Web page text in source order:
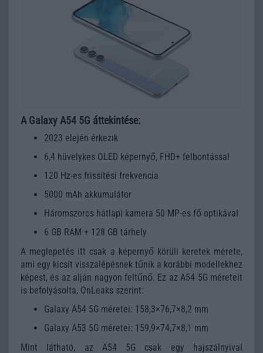
A Galaxy A54 5G áttekintése:
2023 elején érkezik
6,4 hüvelykes OLED képernyő, FHD+ felbontással
120 Hz-es frissítési frekvencia
5000 mAh akkumulátor
Háromszoros hátlapi kamera 50 MP-es fő optikával
6 GB RAM + 128 GB tárhely
A meglepetés itt csak a képernyő körüli keretek mérete,
ami egy kicsit visszalépésnek tűnik a korábbi modellekhez
képest, és az alján nagyon feltűnő. Ez az A54 5G méreteit
is befolyásolta, OnLeaks szerint:
Galaxy A54 5G méretei: 158,3×76,7×8,2 mm
Galaxy A53 5G méretei: 159,9×74,7×8,1 mm
Mint látható, az A54 5G csak egy hajszálnyival